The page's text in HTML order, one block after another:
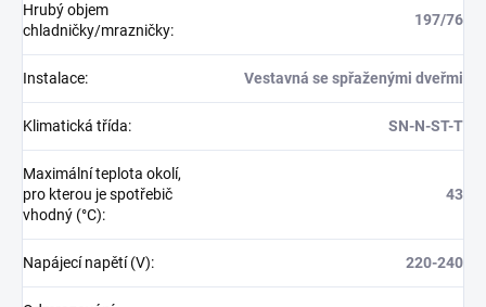
Hrubý objem
chladničky/mrazničky:
197/76
Instalace: Vestavná se spřaženými dveřmi
Klimatická třída: SN-N-ST-T
Maximální teplota okolí,
pro kterou je spotřebič
vhodný (°C):
43
Napájecí napětí (V): 220-240